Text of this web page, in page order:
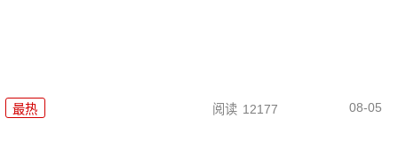
最热 阅读 12177 08-05